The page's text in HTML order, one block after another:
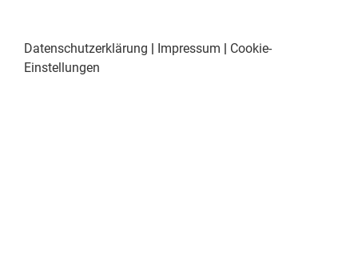
Datenschutzerklärung | Impressum | Cookie-
Einstellungen